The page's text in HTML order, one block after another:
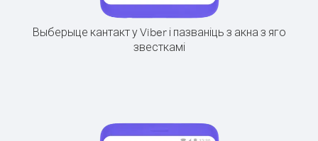
Выберыце кантакт у Viber і пазваніць з акна з яго
звесткамі